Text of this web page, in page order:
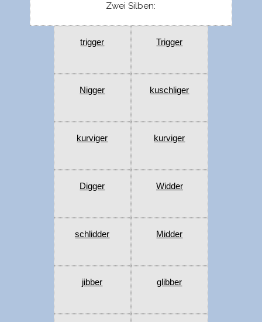
Zwei Silben:
trigger Trigger
Nigger kuschliger
kurviger kurviger
Digger Widder
schlidder Midder
jibber glibber